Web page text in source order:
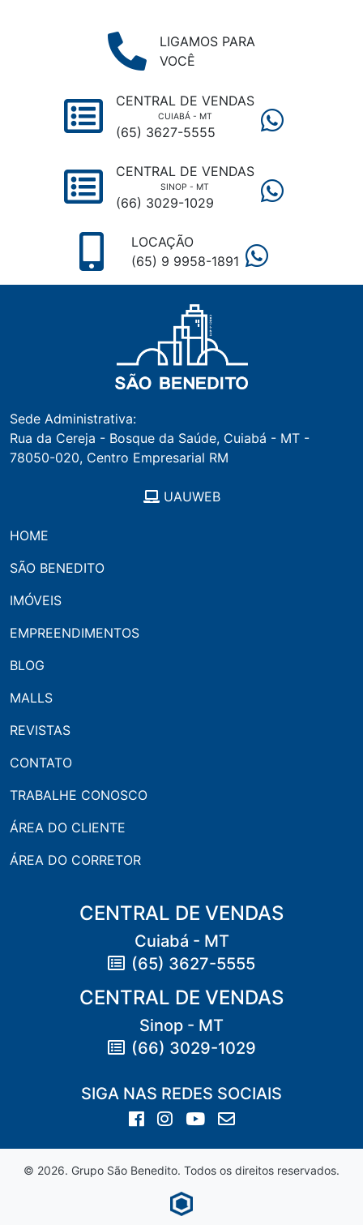
LIGAMOS PARA
VOCÊ
CENTRAL DE VENDAS
CUIABÁ - MT
(65) 3627-5555
CENTRAL DE VENDAS
SINOP - MT
(66) 3029-1029
LOCAÇÃO
(65) 9 9958-1891
Sede Administrativa:
Rua da Cereja - Bosque da Saúde, Cuiabá - MT -
78050-020, Centro Empresarial RM
UAUWEB
HOME
SÃO BENEDITO
IMÓVEIS
EMPREENDIMENTOS
BLOG
MALLS
REVISTAS
CONTATO
TRABALHE CONOSCO
ÁREA DO CLIENTE
ÁREA DO CORRETOR
CENTRAL DE VENDAS
Cuiabá - MT
(65) 3627-5555
CENTRAL DE VENDAS
Sinop - MT
(66) 3029-1029
SIGA NAS REDES SOCIAIS
Facebook: /saobeneditocuiaba
Instagram:YouTube: saobeneditocba
E-mail:
© 2026. Grupo São Benedito. Todos os direitos reservados.